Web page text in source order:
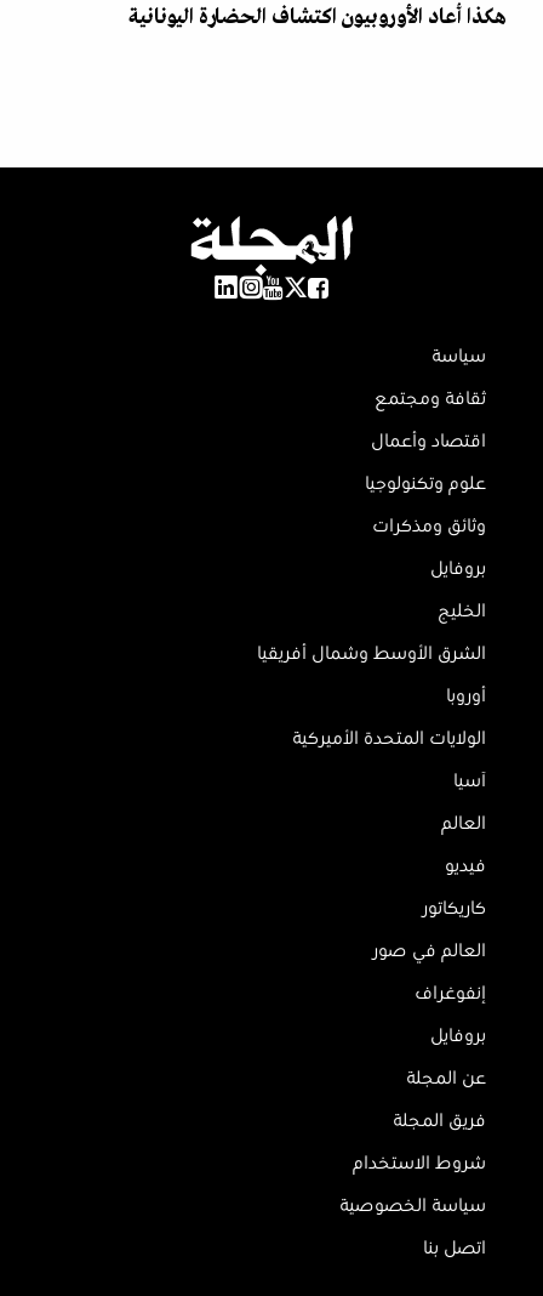
هكذا أعاد الأوروبيون اكتشاف الحضارة اليونانية
سياسة
ثقافة ومجتمع
اقتصاد وأعمال
علوم وتكنولوجيا
وثائق ومذكرات
بروفايل
الخليج
الشرق الأوسط وشمال أفريقيا
أوروبا
الولايات المتحدة الأميركية
آسيا
العالم
فيديو
كاريكاتور
العالم في صور
إنفوغراف
بروفايل
عن المجلة
فريق المجلة
شروط الاستخدام
سياسة الخصوصية
اتصل بنا